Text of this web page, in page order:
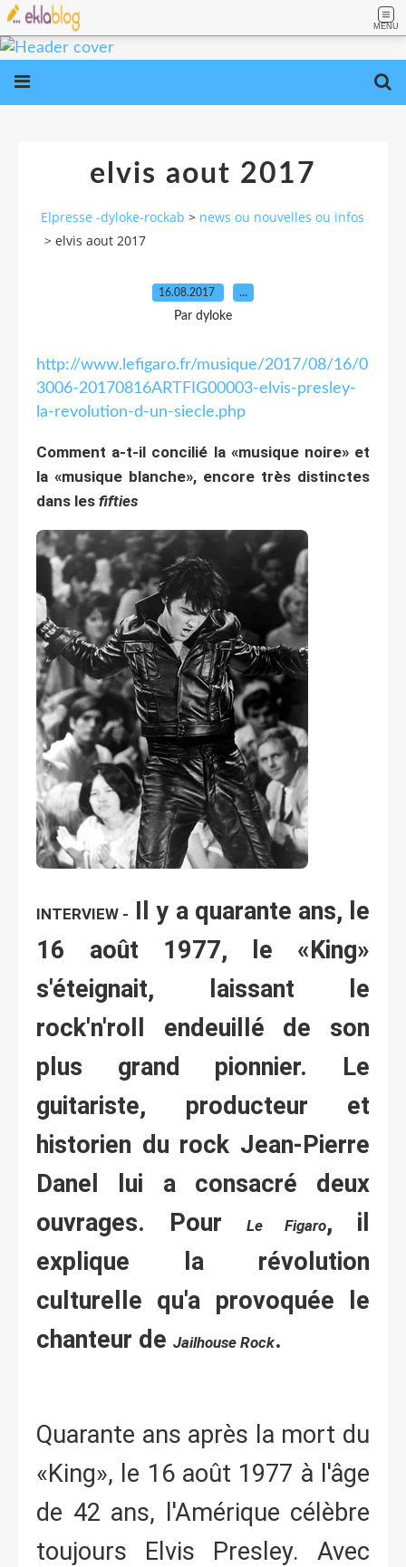
MENU
elvis aout 2017
Elpresse -dyloke-rockab > news ou nouvelles ou infos
> elvis aout 2017
16.08.2017 …
Par dyloke
http://www.lefigaro.fr/musique/2017/08/16/0
3006-20170816ARTFIG00003-elvis-presley-
la-revolution-d-un-siecle.php
Comment a-t-il concilié la «musique noire» et
la «musique blanche», encore très distinctes
dans les fifties
INTERVIEW - Il y a quarante ans, le
16 août 1977, le «King»
s'éteignait, laissant le
rock'n'roll endeuillé de son
plus grand pionnier. Le
guitariste, producteur et
historien du rock Jean-Pierre
Danel lui a consacré deux
ouvrages. Pour
Le Figaro, il
explique la révolution
culturelle qu'a provoquée le
chanteur de Jailhouse Rock.
Quarante ans après la mort du
«King», le 16 août 1977 à l'âge
de 42 ans, l'Amérique célèbre
toujours Elvis Presley. Avec